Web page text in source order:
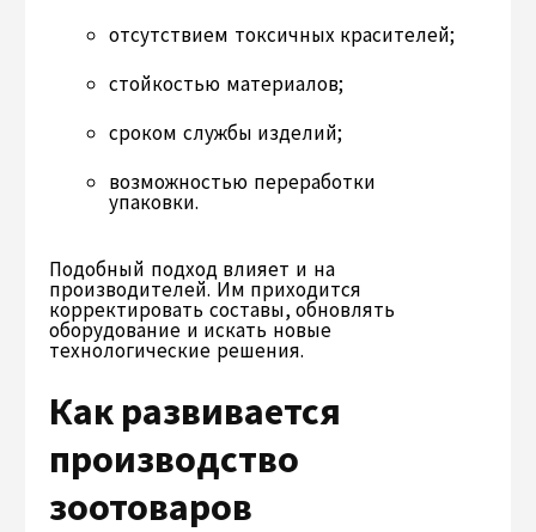
отсутствием токсичных красителей;
стойкостью материалов;
сроком службы изделий;
возможностью переработки
упаковки.
Подобный подход влияет и на
производителей. Им приходится
корректировать составы, обновлять
оборудование и искать новые
технологические решения.
Как развивается
производство
зоотоваров